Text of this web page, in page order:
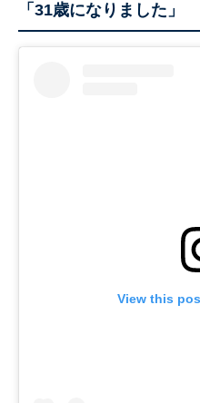
「31歳になりました」
View this